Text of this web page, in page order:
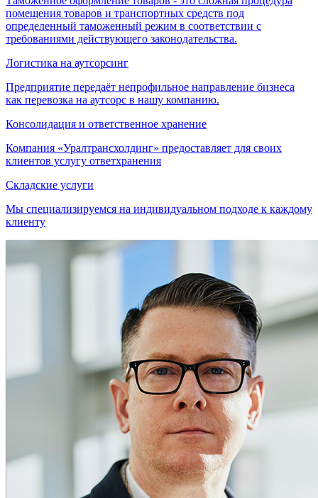
помещения товаров и транспортных средств под
определенный таможенный режим в соответствии с
требованиями действующего законодательства.
Логистика на аутсорсинг
Предприятие передаёт непрофильное направление бизнеса
как перевозка на аутсорс в нашу компанию.
Консолидация и ответственное хранение
Компания «Уралтрансхолдинг» предоставляет для своих
клиентов услугу ответхранения
Складские услуги
Мы специализируемся на индивидуальном подходе к каждому
клиенту